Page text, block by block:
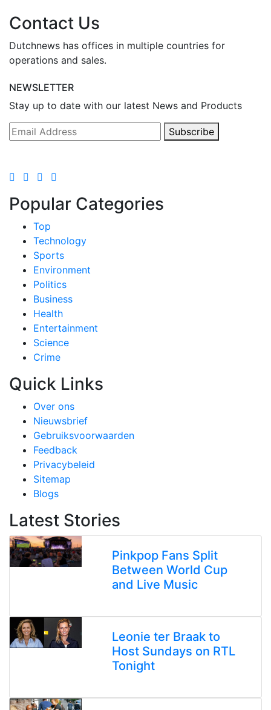
Contact Us
Dutchnews has offices in multiple countries for
operations and sales.
NEWSLETTER
Stay up to date with our latest News and Products
Subscribe
Popular Categories
Top
Technology
Sports
Environment
Politics
Business
Health
Entertainment
Science
Crime
Quick Links
Over ons
Nieuwsbrief
Gebruiksvoorwaarden
Feedback
Privacybeleid
Sitemap
Blogs
Latest Stories
Pinkpop Fans Split
Between World Cup
and Live Music
Leonie ter Braak to
Host Sundays on RTL
Tonight